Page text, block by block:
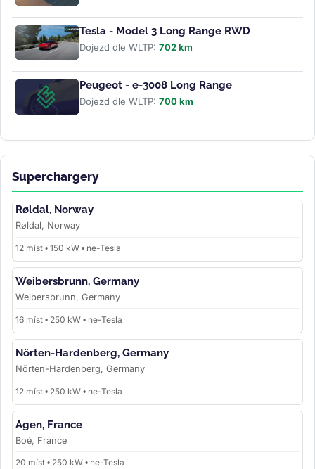
Tesla - Model 3 Long Range RWD
Dojezd dle WLTP: 702 km
Peugeot - e-3008 Long Range
Dojezd dle WLTP: 700 km
Superchargery
Røldal, Norway
Røldal, Norway
12 míst • 150 kW • ne-Tesla
Weibersbrunn, Germany
Weibersbrunn, Germany
16 míst • 250 kW • ne-Tesla
Nörten-Hardenberg, Germany
Nörten-Hardenberg, Germany
12 míst • 250 kW • ne-Tesla
Agen, France
Boé, France
20 míst • 250 kW • ne-Tesla